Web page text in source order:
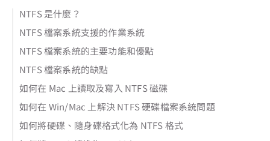
NTFS 是什麼？
NTFS 檔案系統支援的作業系統
NTFS 檔案系統的主要功能和優點
NTFS 檔案系統的缺點
如何在 Mac 上讀取及寫入 NTFS 磁碟
如何在 Win/Mac 上解決 NTFS 硬碟檔案系統問題
如何將硬碟、隨身碟格式化為 NTFS 格式